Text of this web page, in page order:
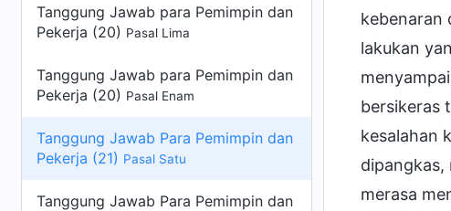
Tanggung Jawab para Pemimpin dan
Pekerja (20) Pasal Lima
Tanggung Jawab para Pemimpin dan
Pekerja (20) Pasal Enam
Tanggung Jawab Para Pemimpin dan
Pekerja (21) Pasal Satu
Tanggung Jawab Para Pemimpin dan
kebenaran
lakukan
bersikeras
kesalahan
dipangkas,
merasa